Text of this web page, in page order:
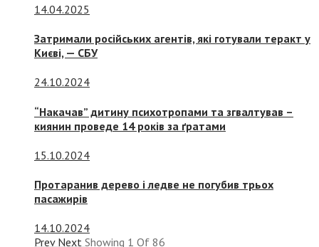
14.04.2025
Затримали російських агентів, які готували теракт у
Києві, — СБУ
24.10.2024
“Накачав” дитину психотропами та згвалтував –
киянин проведе 14 років за ґратами
15.10.2024
Протаранив дерево і ледве не погубив трьох
пасажирів
14.10.2024
Prev Next Showing 1 Of 86